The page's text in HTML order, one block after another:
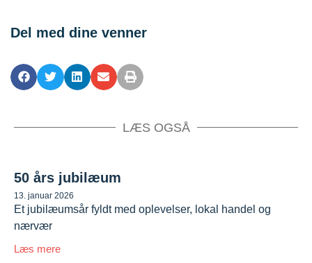
Del med dine venner
LÆS OGSÅ
50 års jubilæum
13. januar 2026
Et jubilæumsår fyldt med oplevelser, lokal handel og
nærvær
Læs mere